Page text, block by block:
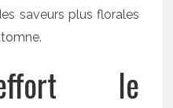
saveurs plus florales
le